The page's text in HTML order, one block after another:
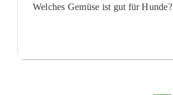
Welches Gemüse ist gut für Hunde?